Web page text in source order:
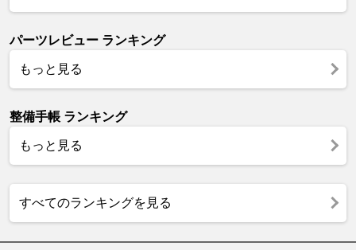
パーツレビュー ランキング
もっと見る
整備手帳 ランキング
もっと見る
すべてのランキングを見る